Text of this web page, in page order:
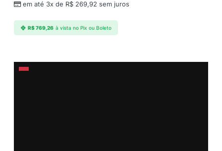
em até 3x de R$ 269,92 sem juros
R$769,26 à vista no Pix ou Boleto